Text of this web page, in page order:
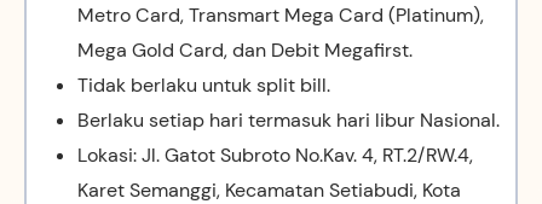
Metro Card, Transmart Mega Card (Platinum),
Mega Gold Card, dan Debit Megafirst.
Tidak berlaku untuk split bill.
Berlaku setiap hari termasuk hari libur Nasional.
Lokasi: Jl. Gatot Subroto No.Kav. 4, RT.2/RW.4,
Karet Semanggi, Kecamatan Setiabudi, Kota